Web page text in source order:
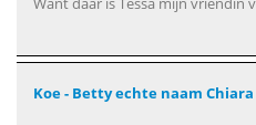
Koe - Betty echte naam